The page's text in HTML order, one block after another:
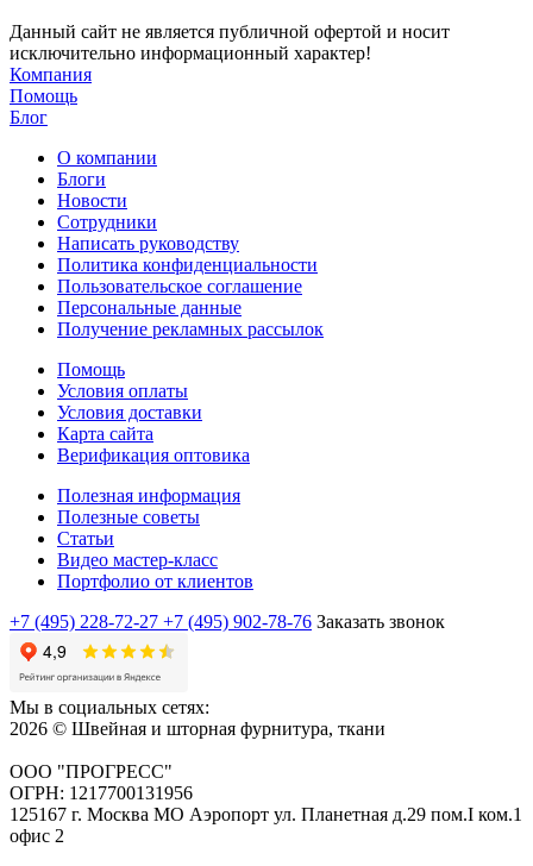
Данный сайт не является публичной офертой и носит
исключительно информационный характер!
Компания
Помощь
Блог
О компании
Блоги
Новости
Сотрудники
Написать руководству
Политика конфиденциальности
Пользовательское соглашение
Персональные данные
Получение рекламных рассылок
Помощь
Условия оплаты
Условия доставки
Карта сайта
Верификация оптовика
Полезная информация
Полезные советы
Статьи
Видео мастер-класс
Портфолио от клиентов
+7 (495) 228-72-27 +7 (495) 902-78-76 Заказать звонок
Мы в социальных сетях:
2026 © Швейная и шторная фурнитура, ткани
ООО "ПРОГРЕСС"
ОГРН: 1217700131956
125167 г. Москва МО Аэропорт ул. Планетная д.29 пом.I ком.1
офис 2